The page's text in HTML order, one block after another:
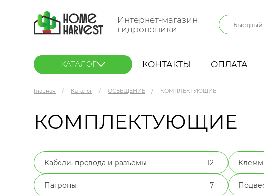
Интернет-магазин
гидропоники
КАТАЛОГ КОНТАКТЫ ОПЛАТА
Главная Каталог ОСВЕЩЕНИЕ КОМПЛЕКТУЮЩИЕ
КОМПЛЕКТУЮЩИЕ
Кабели, провода и разъемы 12
Патроны 7